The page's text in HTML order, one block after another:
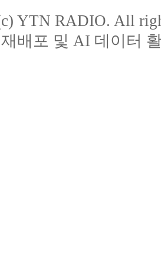
YTN RADIO. All
배포 및 AI 데이터